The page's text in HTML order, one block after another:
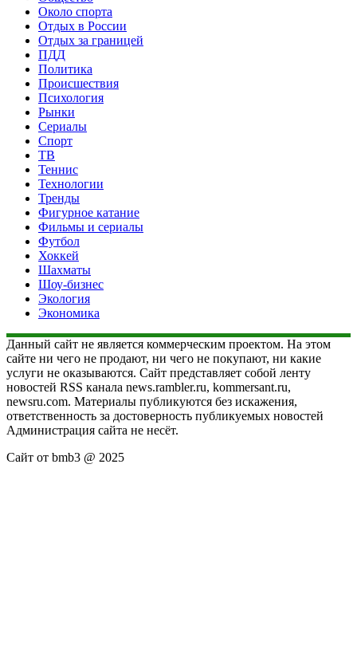
Около спорта
Отдых в России
Отдых за границей
ПДД
Политика
Происшествия
Психология
Рынки
Сериалы
Спорт
ТВ
Теннис
Технологии
Тренды
Фигурное катание
Фильмы и сериалы
Футбол
Хоккей
Шахматы
Шоу-бизнес
Экология
Экономика
Данный сайт не является коммерческим проектом. На этом
сайте ни чего не продают, ни чего не покупают, ни какие
услуги не оказываются. Сайт представляет собой ленту
новостей RSS канала news.rambler.ru, kommersant.ru,
newsru.com. Материалы публикуются без искажения,
ответственность за достоверность публикуемых новостей
Администрация сайта не несёт.
Сайт от bmb3 @ 2025